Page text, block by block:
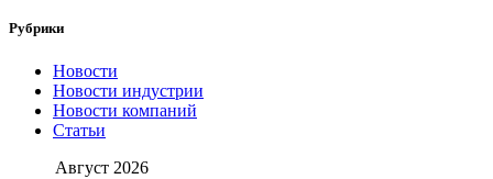
Рубрики
Новости
Новости индустрии
Новости компаний
Статьи
Август 2026